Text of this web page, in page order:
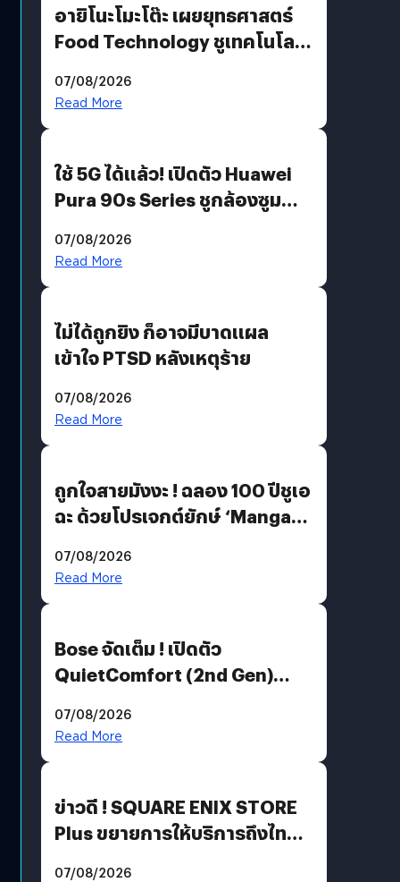
อายิโนะโมะโต๊ะ เผยยุทธศาสตร์
Food Technology ชูเทคโนโลยี
บริโภคและ B2B
07/08/2026
Read More
ใช้ 5G ได้แล้ว! เปิดตัว Huawei
Pura 90s Series ชูกล้องซูม
07/08/2026
Read More
ไม่ได้ถูกยิง ก็อาจมีบาดแผล
เข้าใจ PTSD หลังเหตุร้าย
07/08/2026
Read More
ถูกใจสายมังงะ ! ฉลอง 100 ปีชูเอ
ฉะ ด้วยโปรเจกต์ยักษ์ ‘Manga
มีภาษาไทยด้วย
07/08/2026
Read More
Bose จัดเต็ม ! เปิดตัว
QuietComfort (2nd Gen)
07/08/2026
Read More
ข่าวดี ! SQUARE ENIX STORE
Plus ขยายการให้บริการถึงไทย
07/08/2026